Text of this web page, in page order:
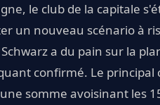
le club de la capitale
un nouveau scénario à
a du pain sur la
confirmé. Le principal
somme avoisinant les